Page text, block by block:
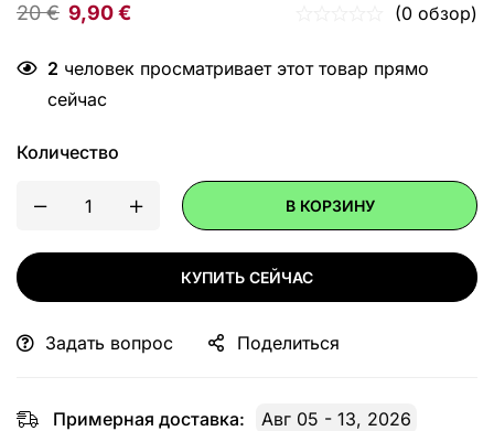
20€ 9,90€ (0 обзор)
2 человек просматривает этот товар прямо
сейчас
Количество
В КОРЗИНУ
КУПИТЬ СЕЙЧАС
Задать вопрос Поделиться
Примерная доставка: Авг 05 - 13, 2026